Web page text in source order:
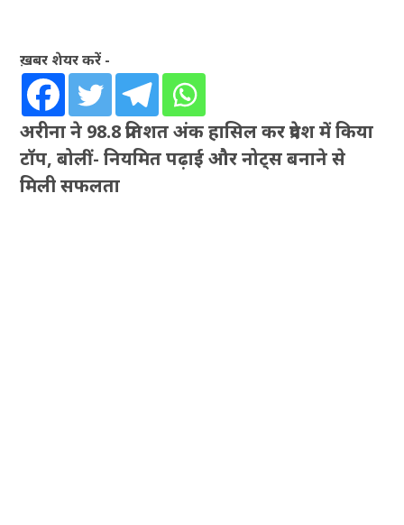
ख़बर शेयर करें -
अरीना ने 98.8 प्रतिशत अंक हासिल कर प्रदेश में किया
टॉप, बोलीं- नियमित पढ़ाई और नोट्स बनाने से
मिली सफलता